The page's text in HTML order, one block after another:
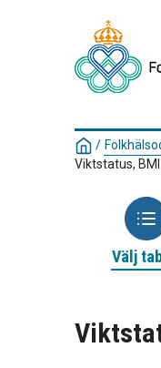
/
Viktstatus,
Välj